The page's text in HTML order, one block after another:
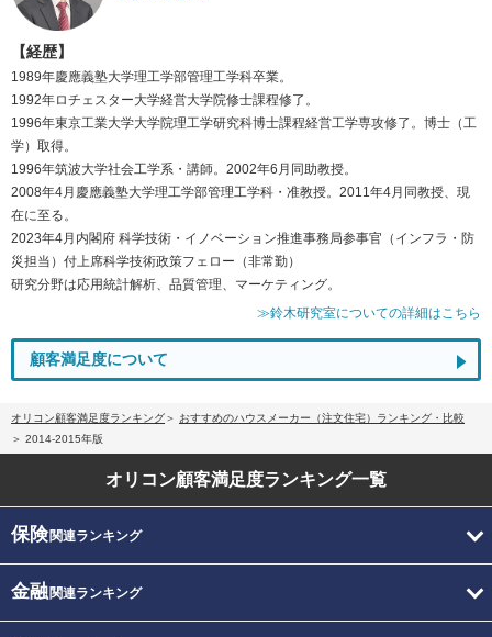
【経歴】
1989年慶應義塾大学理工学部管理工学科卒業。
1992年ロチェスター大学経営大学院修士課程修了。
1996年東京工業大学大学院理工学研究科博士課程経営工学専攻修了。博士（工
学）取得。
1996年筑波大学社会工学系・講師。2002年6月同助教授。
2008年4月慶應義塾大学理工学部管理工学科・准教授。2011年4月同教授、現
在に至る。
2023年4月内閣府 科学技術・イノベーション推進事務局参事官（インフラ・防
災担当）付上席科学技術政策フェロー（非常勤）
研究分野は応用統計解析、品質管理、マーケティング。
≫鈴木研究室についての詳細はこちら
顧客満足度について
オリコン顧客満足度ランキング
おすすめのハウスメーカー（注文住宅）ランキング・比較
2014-2015年版
オリコン顧客満足度ランキング一覧
保険関連ランキング
金融関連ランキング